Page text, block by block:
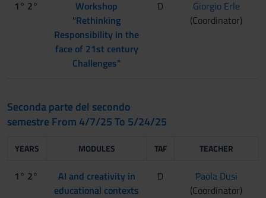
1° 2°
Workshop
"Rethinking
Responsibility in the
face of 21st century
Challenges"
D
Giorgio Erle
(Coordinator)
Seconda parte del secondo
semestre From 4/7/25 To 5/24/25
YEARS MODULES TAF TEACHER
1° 2°
AI and creativity in
educational contexts
D
Paola Dusi
(Coordinator)